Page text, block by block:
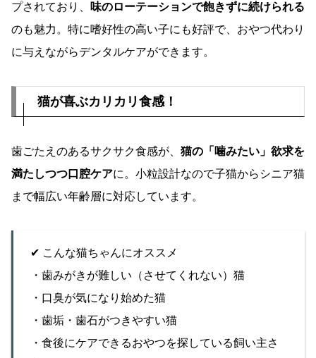
プされており、
味のローテーションで飽きずに続けられる
のも魅力。特に嗜好性の高い子にも好評で、おやつ代わり
に与えながらデンタルケアができます。
猫が喜ぶカリカリ食感！
歯ごたえのあるサクサク食感が、 猫の「噛みたい」欲求を
満たしつつ口腔ケアに。小粒設計なので子猫からシニア猫
まで幅広い年齢層に対応しています。
✔ こんな猫ちゃんにオススメ
・歯みがきが難しい（させてくれない）猫
・口臭が気になり始めた猫
・歯垢・歯石がつきやすい猫
・食後にケアできるおやつを探している飼い主さ